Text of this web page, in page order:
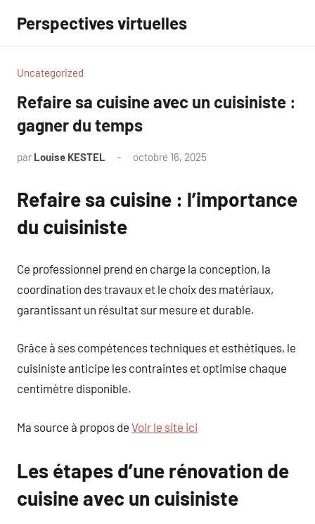
contenu
Perspectives virtuelles
Uncategorized
Refaire sa cuisine avec un cuisiniste :
gagner du temps
par Louise KESTEL octobre 16, 2025
Refaire sa cuisine : l’importance
du cuisiniste
Ce professionnel prend en charge la conception, la
coordination des travaux et le choix des matériaux,
garantissant un résultat sur mesure et durable.
Grâce à ses compétences techniques et esthétiques, le
cuisiniste anticipe les contraintes et optimise chaque
centimètre disponible.
Ma source à propos de Voir le site ici
Les étapes d’une rénovation de
cuisine avec un cuisiniste